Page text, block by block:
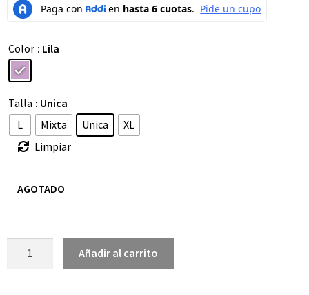
Color : Lila
Talla : Unica
L
Mixta Unica
XL
Limpiar
AGOTADO
Añadir al carrito